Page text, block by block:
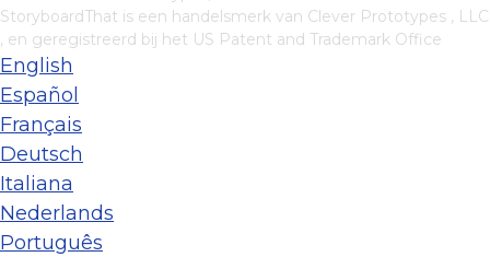
StoryboardThat is een handelsmerk van Clever Prototypes , LLC
, en geregistreerd bij het US Patent and Trademark Office
English
Español
Français
Deutsch
Italiana
Nederlands
Português